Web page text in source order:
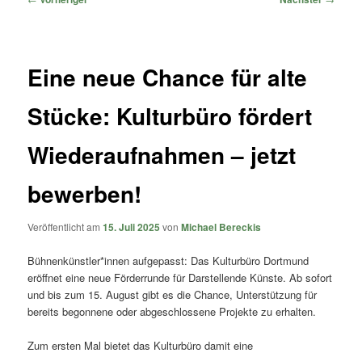
Eine neue Chance für alte
Stücke: Kulturbüro fördert
Wiederaufnahmen – jetzt
bewerben!
Veröffentlicht am15. Juli 2025 vonMichael Bereckis
Bühnenkünstler*innen aufgepasst: Das Kulturbüro Dortmund
eröffnet eine neue Förderrunde für Darstellende Künste. Ab sofort
und bis zum 15. August gibt es die Chance, Unterstützung für
bereits begonnene oder abgeschlossene Projekte zu erhalten.
Zum ersten Mal bietet das Kulturbüro damit eine